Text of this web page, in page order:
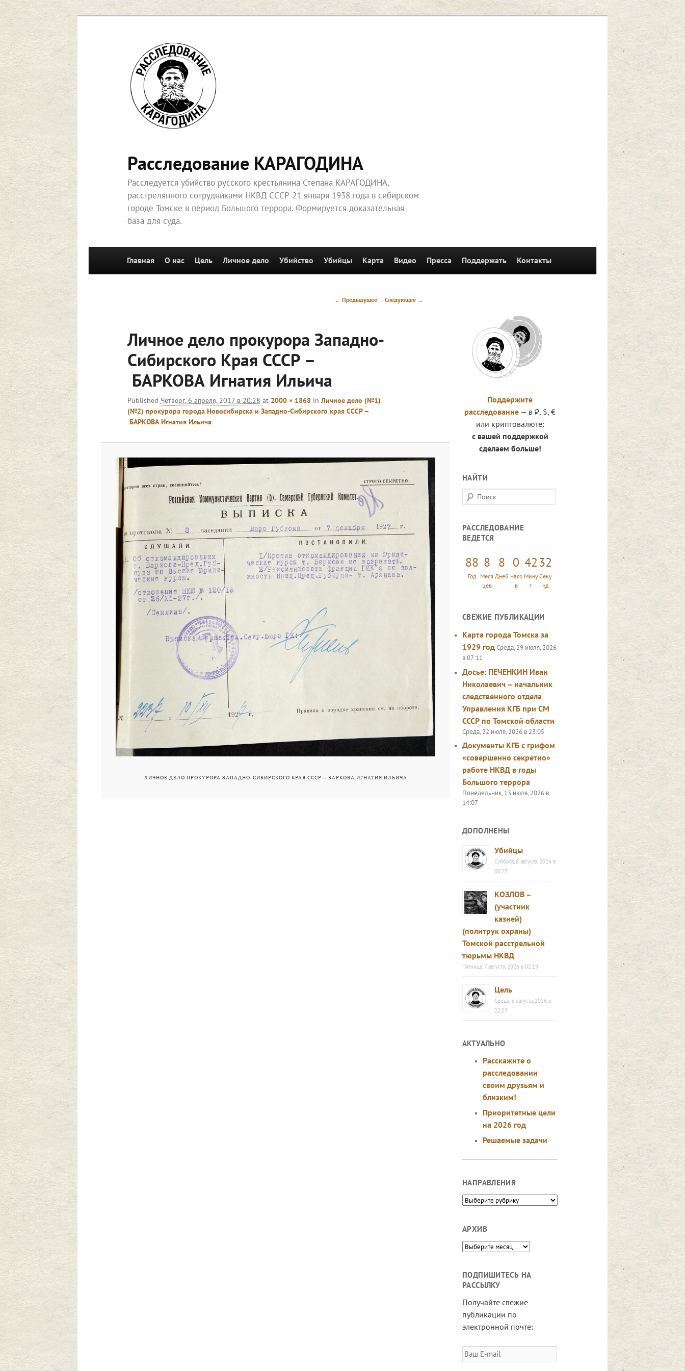
Перейти
к
основному
содержимому
Расследование КАРАГОДИНА
Расследуется убийство русского крестьянина Степана КАРАГОДИНА,
расстрелянного сотрудниками НКВД СССР 21 января 1938 года в сибирском
городе Томске в период Большого террора. Формируется доказательная
база для суда.
Перейти к основному содержимому
Главная О нас Цель Личное дело Убийство Убийцы Карта Видео Пресса Поддержать Контакты
Навигация
← Предыдущее Следующее →
Личное дело прокурора Западно-
Сибирского Края СССР –
БАРКОВА Игнатия Ильича
Published Четверг, 6 апреля, 2017 в 20:28 at 2000 × 1868 inЛичное дело (№1)
(№2) прокурора города Новосибирска и Западно-Сибирского края СССР –
БАРКОВА Игнатия Ильича
ЛИЧНОЕ ДЕЛО ПРОКУРОРА ЗАПАДНО-СИБИРСКОГО КРАЯ СССР – БАРКОВА ИГНАТИЯ ИЛЬИЧА
Поддержите
расследование — в ₽, $, €
или криптовалюте:
с вашей поддержкой
сделаем больше!
НАЙТИ
П
о
с
к
РАССЛЕДОВАНИЕ
ВЕДЕТСЯ
88
Год
8
Меся
цев
8
Дней
0
Часо
в
42
Мину
т
34
Секу
нд
СВЕЖИЕ ПУБЛИКАЦИИ
Карта города Томска за
1929 годСреда, 29 июля, 2026
в 07:11
Досье: ПЕЧЕНКИН Иван
Николаевич – начальник
следственного отдела
Управления КГБ при СМ
СССР по Томской области
Среда, 22 июля, 2026 в 23:05
Документы КГБ с грифом
«совершенно секретно»
работе НКВД в годы
Большого террора
Понедельник, 13 июля, 2026 в
14:07
ДОПОЛНЕНЫ
Убийцы
Суббота, 8 августа, 2026 в
00:27
КОЗЛОВ –
(участник
казней)
(политрук охраны)
Томской расстрельной
тюрьмы НКВД
Пятница, 7 августа, 2026 в 02:19
Цель
Среда, 5 августа, 2026 в
22:23
АКТУАЛЬНО
Расскажите о
расследовании
своим друзьям и
близким!
Приоритетные цели
на 2026 год
Решаемые задачи
НАПРАВЛЕНИЯ
Направления
АРХИВ
Архив
ПОДПИШИТЕСЬ НА
РАССЫЛКУ
Получайте свежие
публикации по
электронной почте:
Ваш
E-